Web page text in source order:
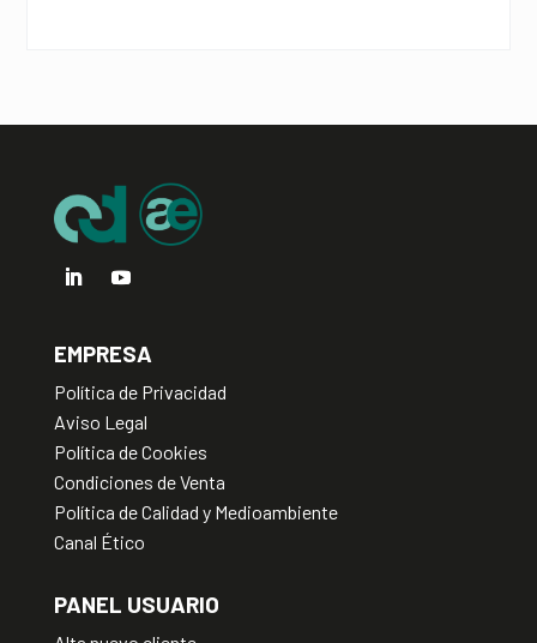
:
EMPRESA
Política de Privacidad
Aviso Legal
Política de Cookies
Condiciones de Venta
Política de Calidad y Medioambiente
Canal Ético
PANEL USUARIO